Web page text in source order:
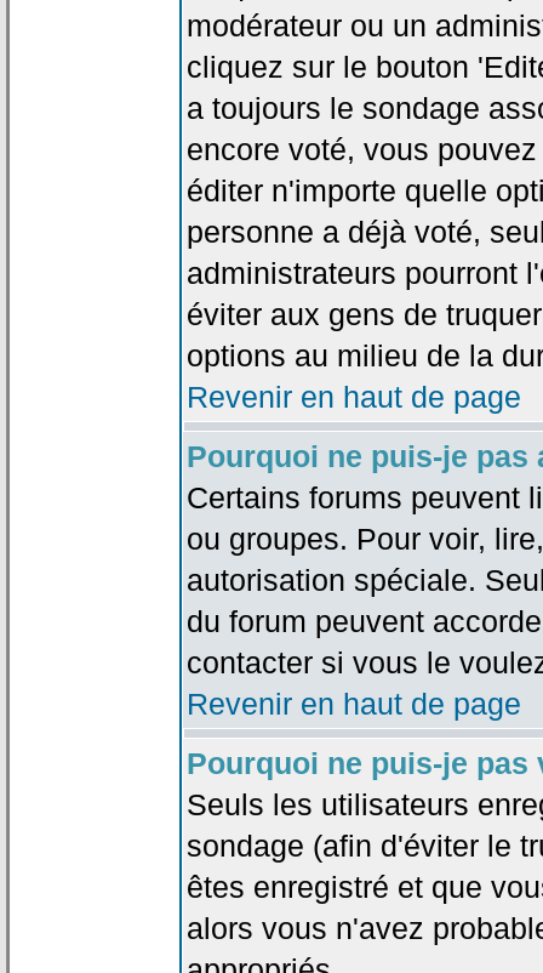
modérateur ou un
cliquez sur le bouton
a toujours le sondage
encore voté, vous
éditer n'importe quelle
personne a déjà voté,
administrateurs pourront
éviter aux gens de
options au milieu de la
Revenir en haut de page
Pourquoi ne puis-je pas
Certains forums peuvent
ou groupes. Pour voir,
autorisation spéciale.
du forum peuvent
contacter si vous le
Revenir en haut de page
Pourquoi ne puis-je pas
Seuls les utilisateurs
sondage (afin d'éviter le
êtes enregistré et que
alors vous n'avez